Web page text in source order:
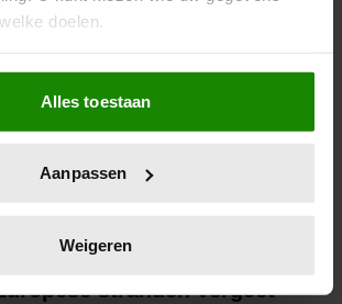
doelen.
willen we ook graag:
verzamelen over uw geografische
een paar meter nauwkeurig kan zijn
specifieke eigenschappen (fingerprinting)
voorkeuren in het
Alles toestaan
Aanpassen
Weigeren